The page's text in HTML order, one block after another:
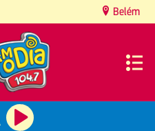
Belém